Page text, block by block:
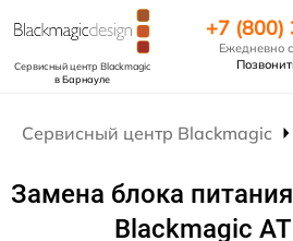
Сервисный центр Blackmagic
в Барнауле
+7
Ежедневно
Сервисный центр Blackmagic
Замена блока
Blackmagic